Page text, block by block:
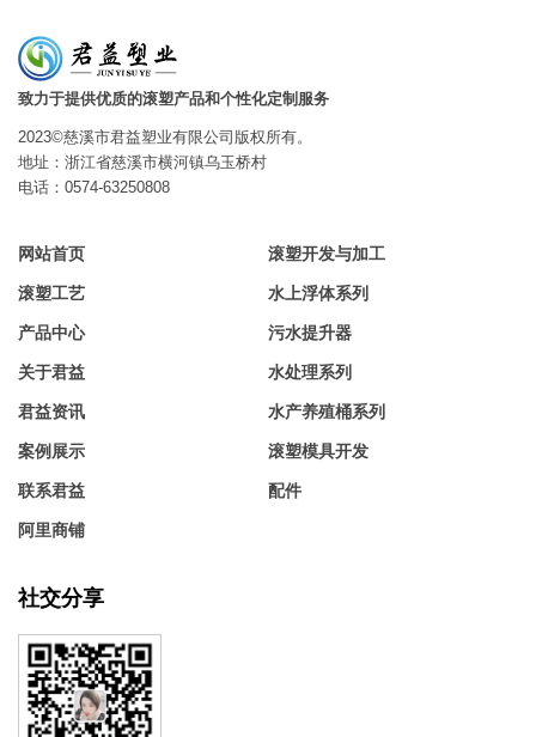
致力于提供优质的滚塑产品和个性化定制服务
2023©慈溪市君益塑业有限公司版权所有。
地址：浙江省慈溪市横河镇乌玉桥村
电话：0574-63250808
网站首页
滚塑工艺
产品中心
关于君益
君益资讯
案例展示
联系君益
阿里商铺
滚塑开发与加工
水上浮体系列
污水提升器
水处理系列
水产养殖桶系列
滚塑模具开发
配件
社交分享